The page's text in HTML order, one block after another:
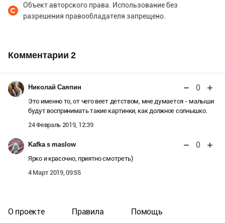
Объект авторского права. Использование без
разрешения правообладателя запрещено.
Комментарии 2
Николай Саяпин 0
Это именно то, от чего веет детством, мне думается - малыши
будут воспринимать такие картинки, как должное солнышко.
24 Февраль 2019, 12:39
Kafka s maslow 0
Ярко и красочно, приятно смотреть)
4 Март 2019, 09:55
О проекте Правила Помощь